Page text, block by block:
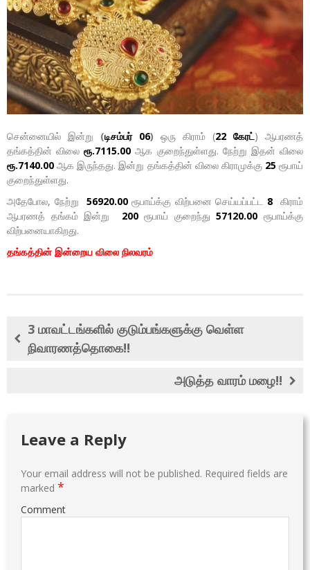
சென்னையில் இன்று (டிசம்பர் 06) ஒரு கிராம் (22 கேரட்) ஆபரணத்
தங்கத்தின் விலைரூ.7115.00ஆக குறைந்துள்ளது. நேற்று இதன் விலை
ரூ.7140.00ஆக இருந்தது. இன்று தங்கத்தின் விலை கிராமுக்கு 25 ரூபாய்
குறைந்துள்ளது.
அதேபோல, நேற்று 56920.00ரூபாய்க்கு விற்பனை செய்யப்பட்ட 8 கிராம்
ஆபரணத் தங்கம் இன்று 200ரூபாய் குறைந்து57120.00 ரூபாய்க்கு
விற்பனையாகிறது.
தங்கத்தின் இன்றைய விலை நிலவரம்
3 மாவட்டங்களில் குடும்பங்களுக்கு வெள்ள
நிவாரணத்தொகை!!
அடுத்த வாரம் மழை!!
Leave a Reply
Your email address will not be published. Required fields are
marked *
Comment